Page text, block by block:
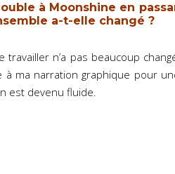
à Moonshine en
a-t-elle changé ?
travailler n’a pas beaucoup
à ma narration graphique pour
est devenu fluide.